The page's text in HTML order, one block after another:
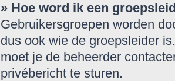
» Hoe word ik een
Gebruikersgroepen worden
dus ook wie de groepsleider
moet je de beheerder
privébericht te sturen.